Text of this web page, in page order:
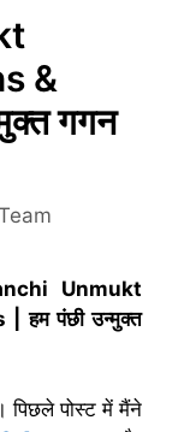
&
गगन
Unmukt
हम पंछी उन्मुक्त
पिछले पोस्ट में मैंने